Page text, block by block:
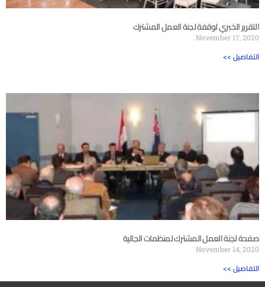
التقرير الخبري لوقفة لجنة العمل المشترك
November 17, 2020
<< التفاصيل
صفحة لجنة العمل المشترك لمنظمات الجالية
November 14, 2020
<< التفاصيل